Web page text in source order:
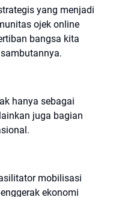
yang menjadi
ojek online
bangsa kita
hanya sebagai
juga bagian
mobilisasi
ekonomi